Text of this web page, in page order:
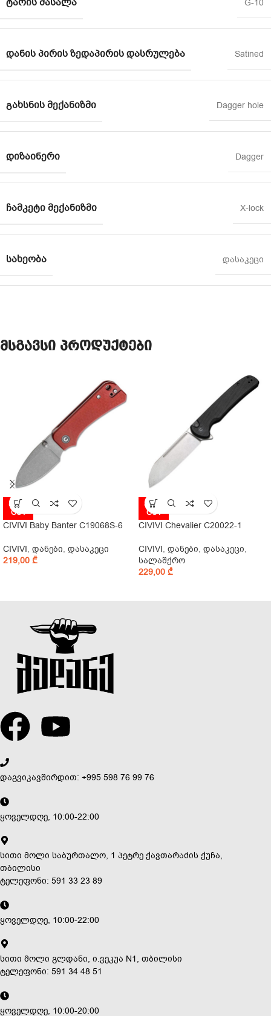
G-10
ᲓᲐᲜᲘᲡ ᲞᲘᲠᲘᲡ ᲖᲔᲓᲐᲞᲘᲠᲘᲡ ᲓᲐᲡᲠᲣᲚᲔᲑᲐ Satined
ᲒᲐᲮᲡᲜᲘᲡ ᲛᲔᲥᲐᲜᲘᲖᲛᲘ Dagger hole
ᲓᲘᲖᲐᲘᲜᲔᲠᲘ Dagger
ᲩᲐᲛᲙᲔᲢᲘ ᲛᲔᲥᲐᲜᲘᲖᲛᲘ X-lock
ᲡᲐᲮᲔᲝᲑᲐ დასაკეცი
მსგავსი პროდუქტები
SOLD
OUT
CIVIVI Baby Banter C19068S-6
CIVIVI, დანები, დასაკეცი
219,00 ₾
SOLD
OUT
CIVIVI Chevalier C20022-1
CIVIVI, დანები, დასაკეცი,
სალაშქრო
229,00 ₾
დაგვიკავშირდით: +995 598 76 99 76
ყოველდღე, 10:00-22:00
სითი მოლი საბურთალო, 1 პეტრე ქავთარაძის ქუჩა,
თბილისი
ტელეფონი: 591 33 23 89
ყოველდღე, 10:00-22:00
სითი მოლი გლდანი, ი.ვეკუა N1, თბილისი
ტელეფონი: 591 34 48 51
ყოველდღე, 10:00-20:00